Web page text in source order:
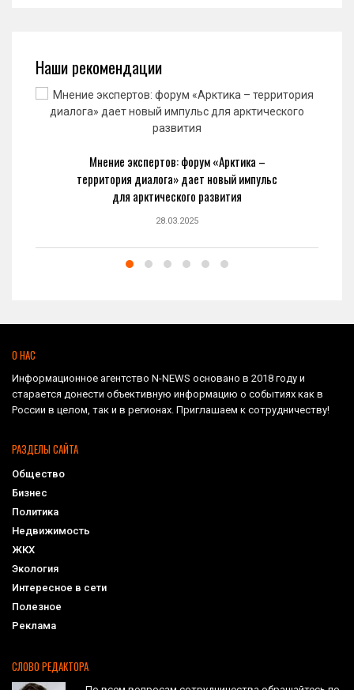
Наши рекомендации
Мнение экспертов: форум «Арктика –
территория диалога» дает новый импульс
для арктического развития
28.03.2025
О НАС
Информационное агентство N-NEWS основано в 2018 году и
старается донести объективную информацию о событиях как в
России в целом, так и в регионах. Приглашаем к сотрудничеству!
РАЗДЕЛЫ САЙТА
Общество
Бизнес
Политика
Недвижимость
ЖКХ
Экология
Интересное в сети
Полезное
Реклама
СЛОВО РЕДАКТОРА